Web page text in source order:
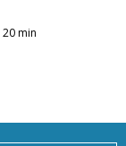
20 min